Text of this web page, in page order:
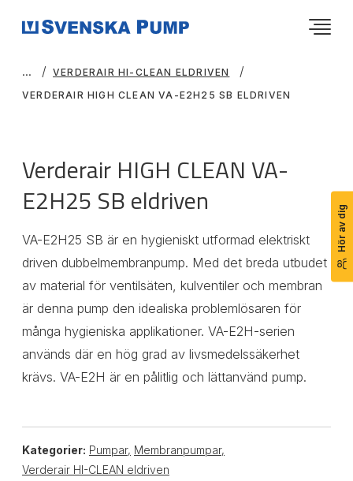
Hör av dig
VERDERAIR HI-CLEAN ELDRIVEN
VERDERAIR HIGH CLEAN VA-E2H25 SB ELDRIVEN
Verderair HIGH CLEAN VA-
E2H25 SB eldriven
VA-E2H25 SB är en hygieniskt utformad elektriskt
driven dubbelmembranpump. Med det breda utbudet
av material för ventilsäten, kulventiler och membran
är denna pump den idealiska problemlösaren för
många hygieniska applikationer. VA-E2H-serien
används där en hög grad av livsmedelssäkerhet
krävs. VA-E2H är en pålitlig och lättanvänd pump.
Kategorier: Pumpar, Membranpumpar,
Verderair HI-CLEAN eldriven